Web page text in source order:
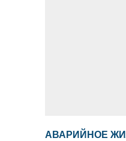
АВАРИЙНОЕ